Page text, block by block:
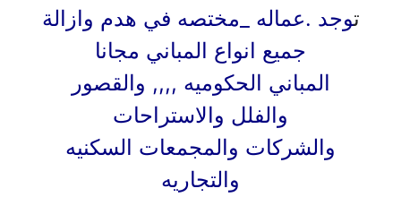
توجد .عماله _مختصه في هدم وازالة
جميع انواع المباني مجانا
المباني الحكوميه ,,,, والقصور
والفلل والاستراحات
والشركات والمجمعات السكنيه
والتجاريه